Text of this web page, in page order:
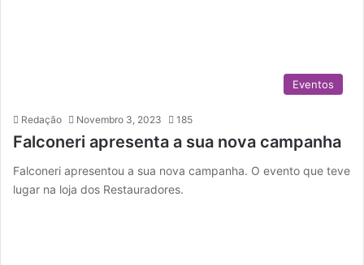
Eventos
Redação Novembro 3, 2023 185
Falconeri apresenta a sua nova campanha
Falconeri apresentou a sua nova campanha. O evento que teve
lugar na loja dos Restauradores.